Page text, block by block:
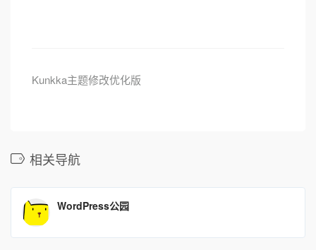
Kunkka主题修改优化版
相关导航
WordPress公园